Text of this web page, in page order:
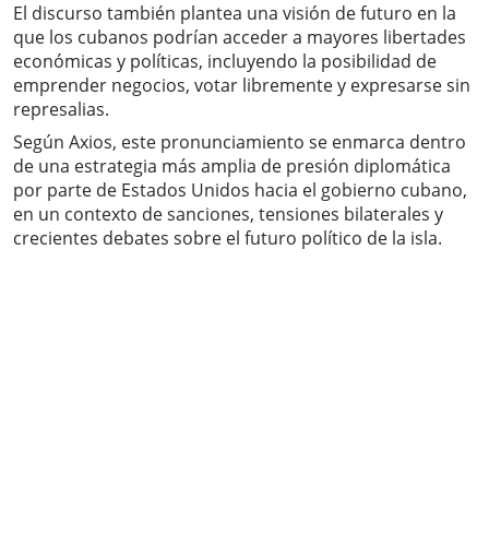
El discurso también plantea una visión de futuro en la
que los cubanos podrían acceder a mayores libertades
económicas y políticas, incluyendo la posibilidad de
emprender negocios, votar libremente y expresarse sin
represalias.
Según Axios, este pronunciamiento se enmarca dentro
de una estrategia más amplia de presión diplomática
por parte de Estados Unidos hacia el gobierno cubano,
en un contexto de sanciones, tensiones bilaterales y
crecientes debates sobre el futuro político de la isla.